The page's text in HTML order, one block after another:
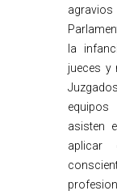
la
jueces y
equipos
asisten
aplicar